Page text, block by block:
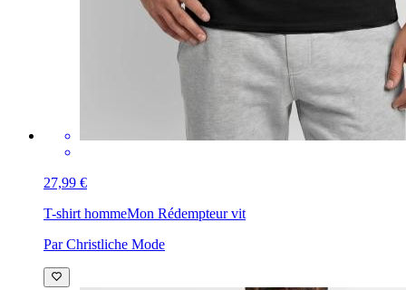
27,99 €
T-shirt hommeMon Rédempteur vit
Par Christliche Mode